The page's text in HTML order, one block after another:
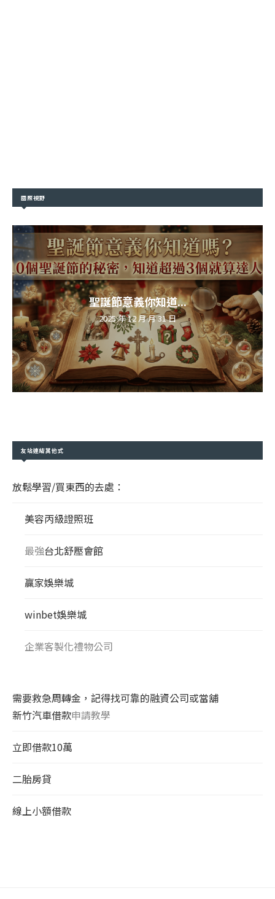
國際視野
聖誕節意義你知道...
2025 年 12 月 月 31 日
友站連結其他式
放鬆學習/買東西的去處：
美容丙級證照班
最強台北舒壓會館
贏家娛樂城
winbet娛樂城
企業客製化禮物公司
需要救急周轉金，記得找可靠的融資公司或當舖
新竹汽車借款申請教學
立即借款10萬
二胎房貸
線上小額借款